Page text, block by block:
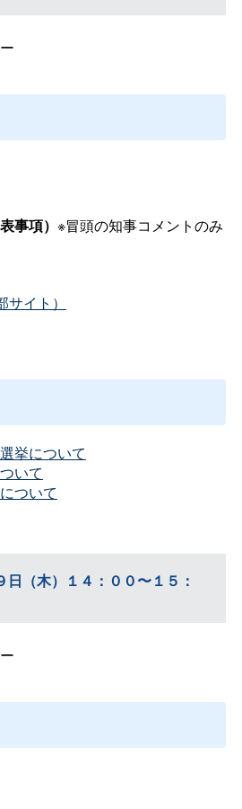
事項） ※冒頭の知事コメントのみ
イト）
挙について
いて
ついて
日（木）１４：００〜１５：